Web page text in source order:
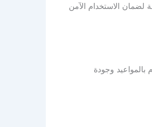
لضمان الاستخدام الآمن
وجودة